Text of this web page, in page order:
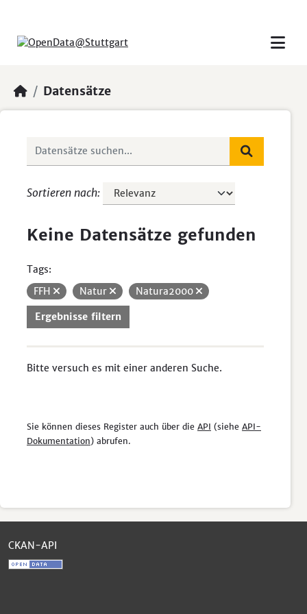
Datensätze
Sortieren nach
Keine Datensätze gefunden
Tags:
FFH
Natur Natura2000
Ergebnisse filtern
Bitte versuch es mit einer anderen Suche.
Sie können dieses Register auch über die API (siehe API-
Dokumentation) abrufen.
CKAN-API